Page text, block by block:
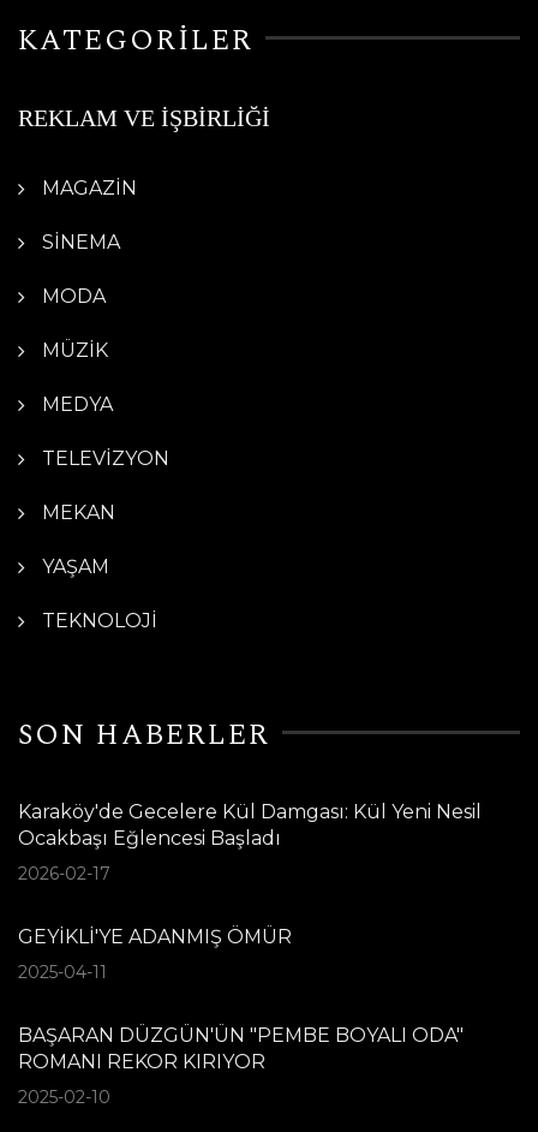
KATEGORİLER
REKLAM VE İŞBİRLİĞİ
MAGAZİN
SİNEMA
MODA
MÜZİK
MEDYA
TELEVİZYON
MEKAN
YAŞAM
TEKNOLOJİ
SON HABERLER
Karaköy'de Gecelere Kül Damgası: Kül Yeni Nesil
Ocakbaşı Eğlencesi Başladı
2026-02-17
GEYİKLİ'YE ADANMIŞ ÖMÜR
2025-04-11
BAŞARAN DÜZGÜN'ÜN "PEMBE BOYALI ODA"
ROMANI REKOR KIRIYOR
2025-02-10